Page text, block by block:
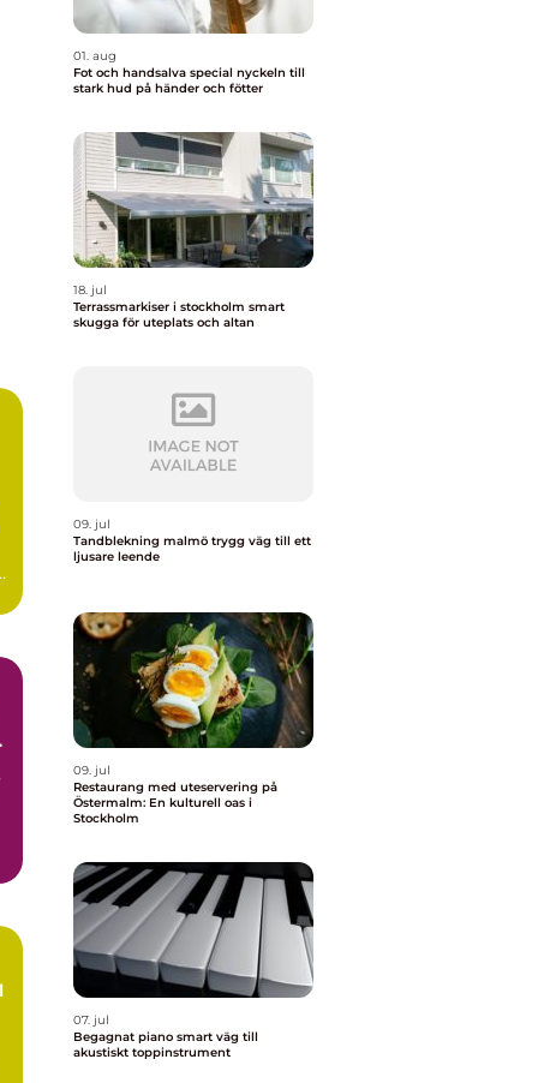
01. aug
Fot och handsalva special nyckeln till
stark hud på händer och fötter
18. jul
Terrassmarkiser i stockholm smart
skugga för uteplats och altan
09. jul
Tandblekning malmö trygg väg till ett
ljusare leende
09. jul
Restaurang med uteservering på
Östermalm: En kulturell oas i
Stockholm
07. jul
Begagnat piano smart väg till
akustiskt toppinstrument